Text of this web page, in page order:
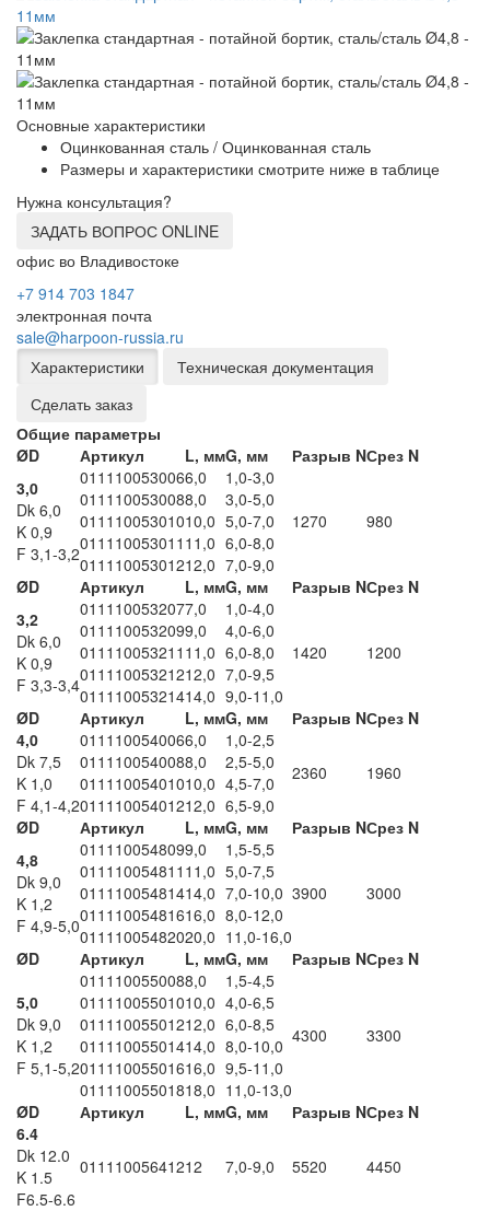
Основные характеристики
Оцинкованная сталь / Оцинкованная сталь
Размеры и характеристики смотрите ниже в таблице
Нужна консультация?
ЗАДАТЬ ВОПРОС ONLINE
офис во Владивостоке
+7 914 703 1847
электронная почта
sale@harpoon-russia.ru
Характеристики
Техническая документация
Сделать заказ
Общие параметры
ØD
Артикул L, ммG, мм Разрыв NСрез N
3,0
Dk 6,0
K 0,9
F 3,1-3,2
0111100530066,0
1,0-3,0
1270
980
0111100530088,0
3,0-5,0
01111005301010,0 5,0-7,0
011110053011 11,0 6,0-8,0
01111005301212,0 7,0-9,0
ØD
Артикул L, ммG, мм Разрыв NСрез N
3,2
Dk 6,0
K 0,9
F 3,3-3,4
0111100532077,0
1,0-4,0
1420
1200
0111100532099,0
4,0-6,0
011110053211 11,0 6,0-8,0
01111005321212,0 7,0-9,5
01111005321414,0 9,0-11,0
ØD
Артикул L, ммG, мм Разрыв NСрез N
4,0
Dk 7,5
K 1,0
F 4,1-4,2
0111100540066,0
1,0-2,5
2360
1960
0111100540088,0
2,5-5,0
01111005401010,0 4,5-7,0
01111005401212,0 6,5-9,0
ØD
Артикул L, ммG, мм Разрыв NСрез N
4,8
Dk 9,0
K 1,2
F 4,9-5,0
0111100548099,0
1,5-5,5
3900
3000
011110054811 11,0 5,0-7,5
01111005481414,0 7,0-10,0
01111005481616,0 8,0-12,0
01111005482020,0 11,0-16,0
ØD
Артикул L, ммG, мм Разрыв NСрез N
5,0
Dk 9,0
K 1,2
F 5,1-5,2
0111100550088,0 1,5-4,5
4300 3300
01111005501010,0 4,0-6,5
01111005501212,0 6,0-8,5
01111005501414,0 8,0-10,0
01111005501616,0 9,5-11,0
01111005501818,0 11,0-13,0
ØD
Артикул L, ммG, мм Разрыв NСрез N
6.4
Dk 12.0
K 1.5
F6.5-6.6
01111005641212 7,0-9,0 5520 4450